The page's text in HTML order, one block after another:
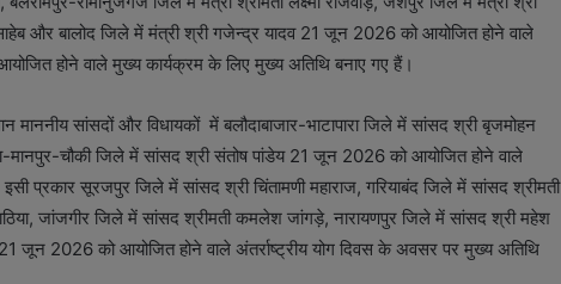
और बालोद जिले में मंत्री श्री गजेन्द्र यादव 21 जून 2026 को आयोजित होने वाले
होने वाले मुख्य कार्यक्रम के लिए मुख्य अतिथि बनाए गए हैं।
माननीय सांसदों और विधायकों में बलौदाबाजार-भाटापारा जिले में सांसद श्री बृजमोहन
चौकी जिले में सांसद श्री संतोष पांडेय 21 जून 2026 को आयोजित होने वाले
प्रकार सूरजपुर जिले में सांसद श्री चिंतामणी महाराज, गरियाबंद जिले में सांसद श्रीमती
जांजगीर जिले में सांसद श्रीमती कमलेश जांगड़े, नारायणपुर जिले में सांसद श्री महेश
जून 2026 को आयोजित होने वाले अंतर्राष्ट्रीय योग दिवस के अवसर पर मुख्य अतिथि